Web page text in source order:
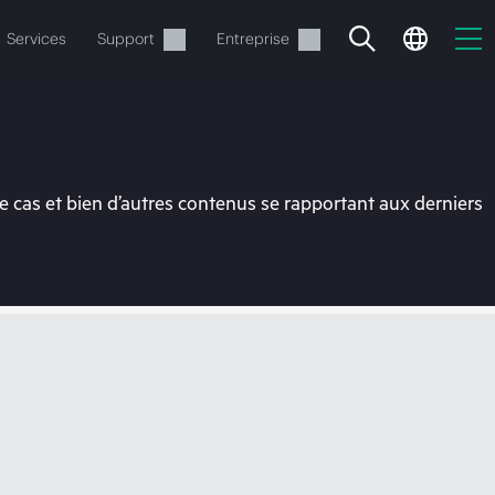
Services Support Entreprise
et bien d’autres contenus se rapportant aux derniers